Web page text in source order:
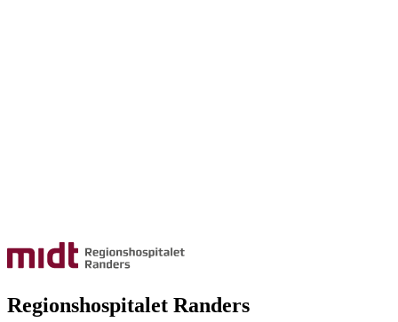
Regionshospitalet Randers